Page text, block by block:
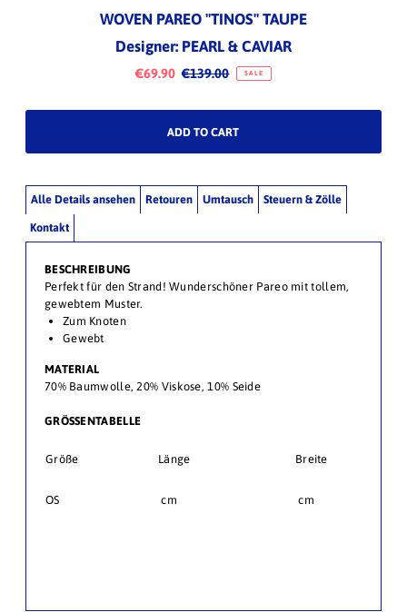
WOVEN PAREO "TINOS" TAUPE
Designer: PEARL & CAVIAR
€69.90 €139.00 SALE
Alle Details ansehen Retouren Umtausch Steuern & Zölle
Kontakt
BESCHREIBUNG
Perfekt für den Strand!Wunderschöner Pareo mit tollem,
gewebtem Muster.
Zum Knoten
Gewebt
MATERIAL
70% Baumwolle, 20% Viskose, 10% Seide
GRÖSSENTABELLE
Größe Länge Breite
OS cm cm